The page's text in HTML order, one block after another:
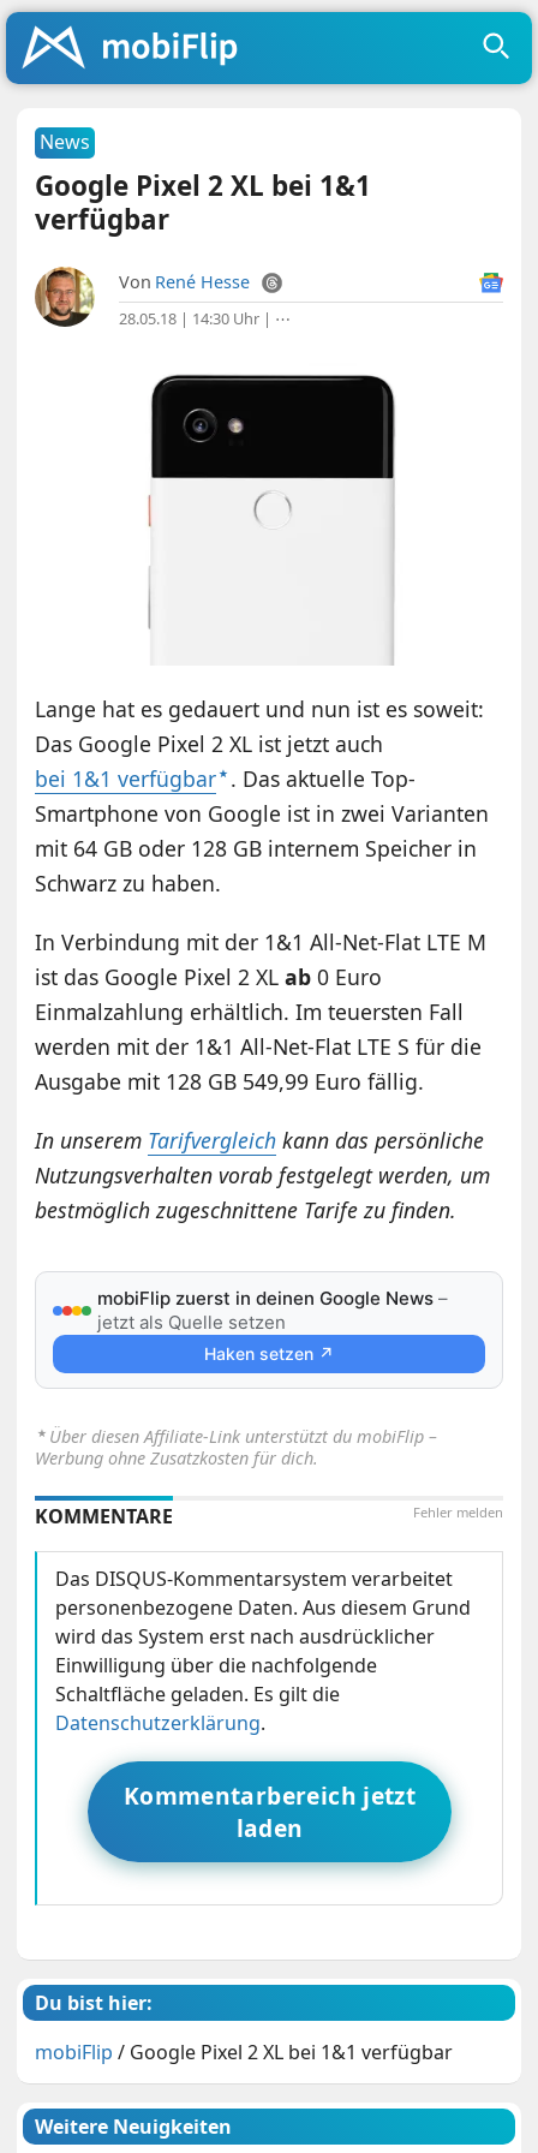
News
Google Pixel 2 XL bei 1&1
verfügbar
Von René Hesse
28.05.18 | 14:30 Uhr | ⋯
Lange hat es gedauert und nun ist es soweit:
Das Google Pixel 2 XL ist jetzt auch
bei 1&1 verfügbar . Das aktuelle Top-
Smartphone von Google ist in zwei Varianten
mit 64 GB oder 128 GB internem Speicher in
Schwarz zu haben.
In Verbindung mit der 1&1 All-Net-Flat LTE M
ist das Google Pixel 2 XLab 0 Euro
Einmalzahlung erhältlich. Im teuersten Fall
werden mit der 1&1 All-Net-Flat LTE S für die
Ausgabe mit 128 GB 549,99 Euro fällig.
In unserem Tarifvergleich kann das persönliche
Nutzungsverhalten vorab festgelegt werden, um
bestmöglich zugeschnittene Tarife zu finden.
mobiFlip zuerst in deinen Google News –
jetzt als Quelle setzen
Haken setzen ↗
⋆ Über diesen Affiliate-Link unterstützt du mobiFlip –
Werbung ohne Zusatzkosten für dich.
Fehler melden
KOMMENTARE
Das DISQUS-Kommentarsystem verarbeitet
personenbezogene Daten. Aus diesem Grund
wird das System erst nach ausdrücklicher
Einwilligung über die nachfolgende
Schaltfläche geladen. Es gilt die
Datenschutzerklärung.
Kommentarbereich jetzt
laden
Du bist hier:
mobiFlip / Google Pixel 2 XL bei 1&1 verfügbar
Weitere Neuigkeiten